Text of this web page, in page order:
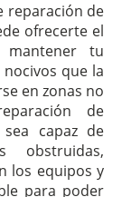
reparación de
ofrecerte el
mantener tu
que la
en zonas no
de
capaz de
obstruidas,
los equipos y
para poder